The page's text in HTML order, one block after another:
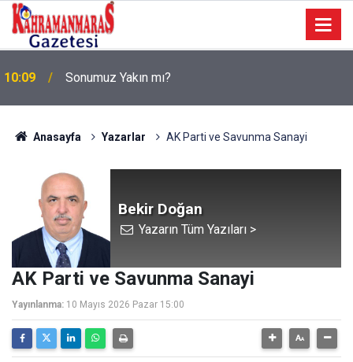
10:09 Sonumuz Yakın mı?
Anasayfa Yazarlar AK Parti ve Savunma Sanayi
Bekir Doğan
Yazarın Tüm Yazıları >
AK Parti ve Savunma Sanayi
Yayınlanma: 10 Mayıs 2026 Pazar 15:00